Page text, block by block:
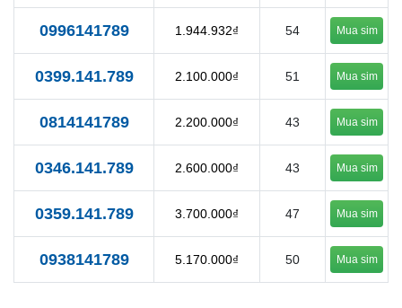
0996141789 1.944.932₫ 54 Mua sim
0399.141.789 2.100.000₫ 51 Mua sim
0814141789 2.200.000₫ 43 Mua sim
0346.141.789 2.600.000₫ 43 Mua sim
0359.141.789 3.700.000₫ 47 Mua sim
0938141789 5.170.000₫ 50 Mua sim